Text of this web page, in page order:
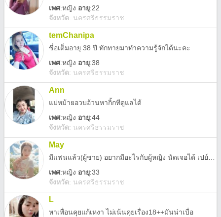
เพศ:หญิง อายุ:22
จังหวัด: นครศรีธรรมราช
temChanipa
ชื่อเต็มอายุ 38 ปี ทักทายมาทำความรู้จักได้นะคะ
เพศ:หญิง อายุ:38
จังหวัด: นครศรีธรรมราช
Ann
แม่หม้ายอวบอ้วนหากิ้กทีดูแลได้
เพศ:หญิง อายุ:44
จังหวัด: นครศรีธรรมราช
May
เพศ:หญิง อายุ:33
จังหวัด: นครศรีธรรมราช
L
หาเพื่อนคุยแก้เหงา ไม่เน้นคุยเรื่อง18++มันน่าเบื่อ